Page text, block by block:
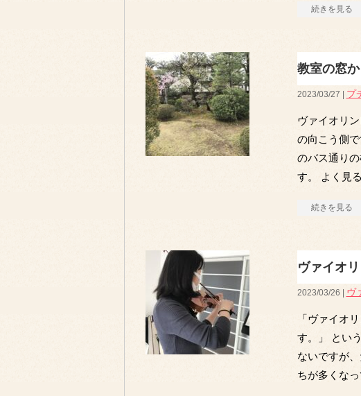
続きを見る
教室の窓か
2023/03/27 | プ
ヴァイオリ
の向こう側
のバス通り
す。 よく見
続きを見る
ヴァイオ
2023/03/26 | ヴ
「ヴァイオ
す。」 とい
ないですが
ちが多くな